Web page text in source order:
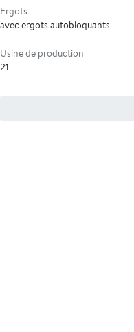
Ergots
avec ergots autobloquants
Usine de production
21